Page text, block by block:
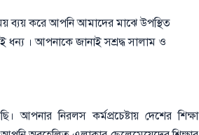
ব্যয় করে আপনি আমাদের মাঝে উপস্থিত
। আপনাকে জানাই সশ্রদ্ধ সালাম ও
আপনার নিরলস কর্মপ্রচেষ্টায় দেশের শিক্ষা